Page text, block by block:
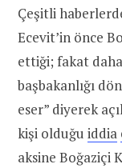
Çeşitli
Ecevit’in önce
ettiği; fakat
başbakanlığı
eser” diyerek
kişi olduğu iddia
aksine Boğaziçi